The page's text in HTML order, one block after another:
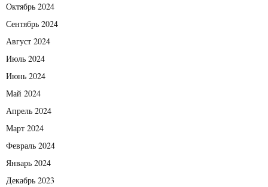
Октябрь 2024
Сентябрь 2024
Август 2024
Июль 2024
Июнь 2024
Май 2024
Апрель 2024
Март 2024
Февраль 2024
Январь 2024
Декабрь 2023